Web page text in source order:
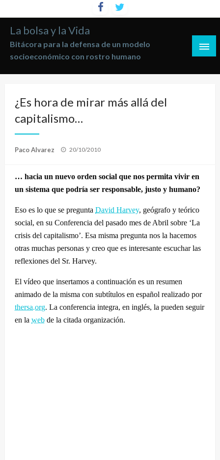
al
contenido
La bolsa y la Vida
Bitácora para la defensa de un modelo
socioeconómico con rostro humano
¿Es hora de mirar más allá del
capitalismo…
Paco Alvarez
Publicado
20/10/2010
… hacia un nuevo orden social que nos permita vivir en
un sistema que podría ser responsable, justo y humano?
Eso es lo que se pregunta David Harvey, geógrafo y teórico
social, en su Conferencia del pasado mes de Abril sobre ‘La
crisis del capitalismo’. Esa misma pregunta nos la hacemos
otras muchas personas y creo que es interesante escuchar las
reflexiones del Sr. Harvey.
El vídeo que insertamos a continuación es un resumen
animado de la misma con subtítulos en español realizado por
thersa.org. La conferencia integra, en inglés, la pueden seguir
en la web de la citada organización.